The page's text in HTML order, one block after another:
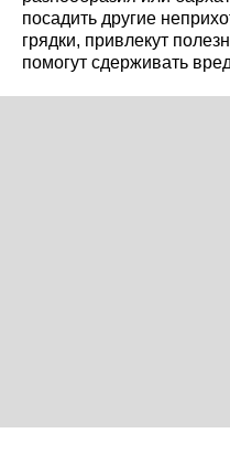
посадить другие
грядки, привлекут
помогут сдерживать